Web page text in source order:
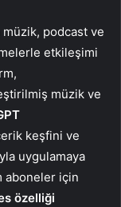
podcast ve
etkileşimi
müzik ve
keşfini ve
uygulamaya
aboneler için
özelliği